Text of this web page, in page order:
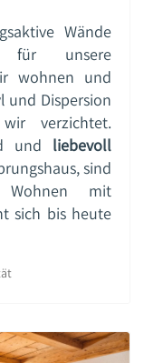
Wände
unsere
wohnen und
und Dispersion
verzichtet.
und liebevoll
sind
mit
sich bis heute